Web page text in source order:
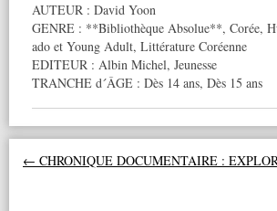
AUTEUR : David Yoon
GENRE : **Bibliothèque Absolue**, Corée,
ado et Young Adult, Littérature Coréenne
EDITEUR : Albin Michel, Jeunesse
TRANCHE d´ÂGE : Dès 14 ans, Dès 15 ans
Navigation des articles
← CHRONIQUE DOCUMENTAIRE :